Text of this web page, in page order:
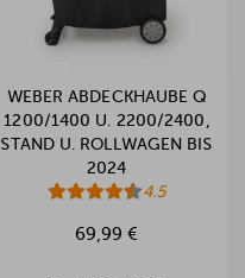
WEBER ABDECKHAUBE Q
1200/1400 U. 2200/2400,
STAND U. ROLLWAGEN BIS
2024
4.5
69,99 €